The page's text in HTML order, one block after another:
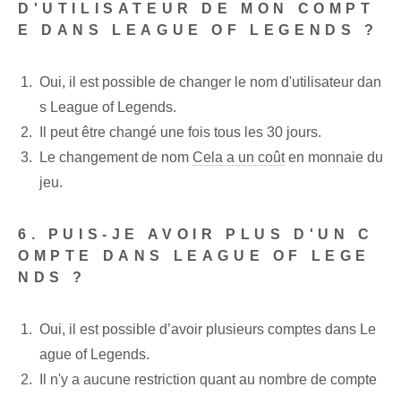
D'UTILISATEUR DE MON COMPT
E DANS LEAGUE OF LEGENDS ?
Oui, il est possible de changer le nom d'utilisateur dan
s League of Legends.
Il peut être changé une fois tous les 30 jours.
Le changement de nom Cela a un coûten monnaie du
jeu.
6. PUIS-JE AVOIR PLUS D'UN C
OMPTE DANS LEAGUE OF LEGE
NDS ?
Oui, il est possible d’avoir plusieurs comptes dans Le
ague of Legends.
Il n'y a aucune restriction quant au nombre de compte